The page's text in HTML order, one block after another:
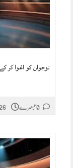
نوجوان کو اغوا کر